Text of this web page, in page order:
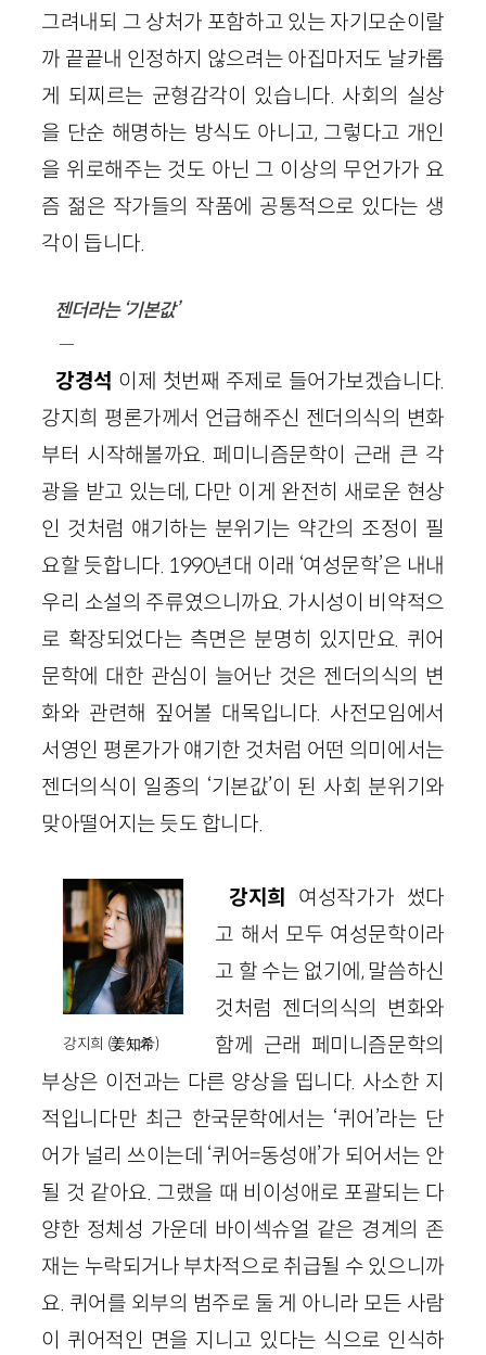
그려내되 그 상처가 포함하고 있는 자기모순이랄
까 끝끝내 인정하지 않으려는 아집마저도 날카롭
게 되찌르는 균형감각이 있습니다. 사회의 실상
을 단순 해명하는 방식도 아니고, 그렇다고 개인
을 위로해주는 것도 아닌 그 이상의 무언가가 요
즘 젊은 작가들의 작품에 공통적으로 있다는 생
각이 듭니다.
젠더라는 ‘기본값’
—
강경석 이제 첫번째 주제로 들어가보겠습니다.
강지희 평론가께서 언급해주신 젠더의식의 변화
부터 시작해볼까요. 페미니즘문학이 근래 큰 각
광을 받고 있는데, 다만 이게 완전히 새로운 현상
인 것처럼 얘기하는 분위기는 약간의 조정이 필
요할 듯합니다. 1990년대 이래 ‘여성문학’은 내내
우리 소설의 주류였으니까요. 가시성이 비약적으
로 확장되었다는 측면은 분명히 있지만요. 퀴어
문학에 대한 관심이 늘어난 것은 젠더의식의 변
화와 관련해 짚어볼 대목입니다. 사전모임에서
서영인 평론가가 얘기한 것처럼 어떤 의미에서는
젠더의식이 일종의 ‘기본값’이 된 사회 분위기와
맞아떨어지는 듯도 합니다.
강지희 (姜知希)
강지희
여성작가가 썼다
고 해서 모두 여성문학이라
고 할 수는 없기에, 말씀하신
것처럼 젠더의식의 변화와
함께 근래 페미니즘문학의
부상은 이전과는 다른 양상을 띱니다. 사소한 지
적입니다만 최근 한국문학에서는 ‘퀴어’라는 단
어가 널리 쓰이는데 ‘퀴어=동성애’가 되어서는 안
될 것 같아요. 그랬을 때 비이성애로 포괄되는 다
양한 정체성 가운데 바이섹슈얼 같은 경계의 존
재는 누락되거나 부차적으로 취급될 수 있으니까
요. 퀴어를 외부의 범주로 둘 게 아니라 모든 사람
이 퀴어적인 면을 지니고 있다는 식으로 인식하